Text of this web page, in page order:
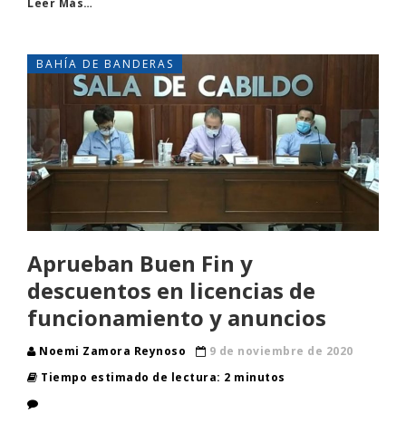
Leer Más…
BAHÍA DE BANDERAS
Aprueban Buen Fin y
descuentos en licencias de
funcionamiento y anuncios
Noemi Zamora Reynoso
9 de noviembre de 2020
Tiempo estimado de lectura: 2 minutos